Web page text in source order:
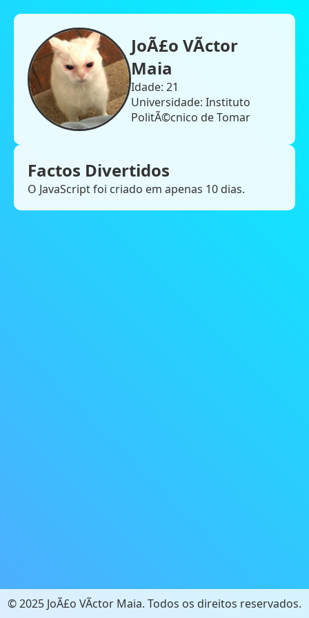
JoÃ£o VÃ­ctor
Maia
Idade: 21
Universidade: Instituto
PolitÃ©cnico de Tomar
Factos Divertidos
O JavaScript foi criado em apenas 10 dias.
© 2025 JoÃ£o VÃ­ctor Maia. Todos os direitos reservados.